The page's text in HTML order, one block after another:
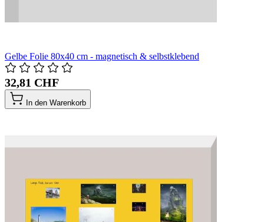
Gelbe Folie 80x40 cm - magnetisch & selbstklebend
32,81 CHF
In den Warenkorb